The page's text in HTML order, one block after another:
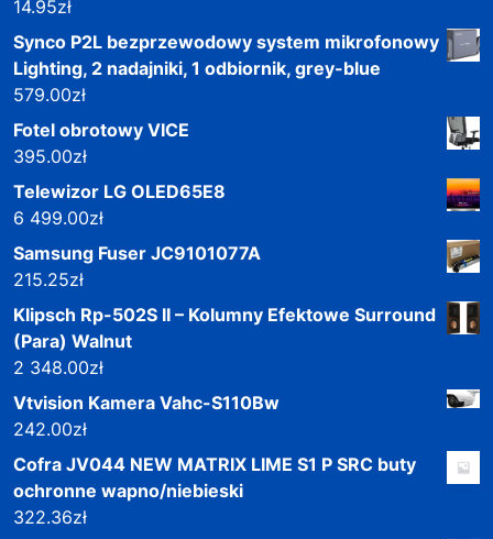
14.95zł
Synco P2L bezprzewodowy system mikrofonowy
Lighting, 2 nadajniki, 1 odbiornik, grey-blue
579.00zł
Fotel obrotowy VICE
395.00zł
Telewizor LG OLED65E8
6 499.00zł
Samsung Fuser JC9101077A
215.25zł
Klipsch Rp-502S II – Kolumny Efektowe Surround
(Para) Walnut
2 348.00zł
Vtvision Kamera Vahc-S110Bw
242.00zł
Cofra JV044 NEW MATRIX LIME S1 P SRC buty
ochronne wapno/niebieski
322.36zł